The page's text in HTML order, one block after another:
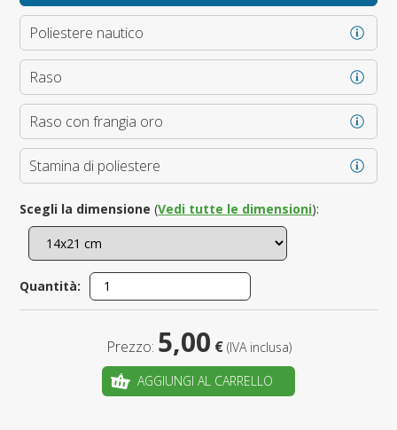
Poliestere nautico
Raso
Raso con frangia oro
Stamina di poliestere
Scegli la dimensione (Vedi tutte le dimensioni):
Quantità:
Prezzo: 5,00 € (IVA inclusa)
AGGIUNGI AL CARRELLO